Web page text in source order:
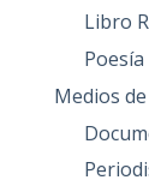
Libro
Poesía
Medios